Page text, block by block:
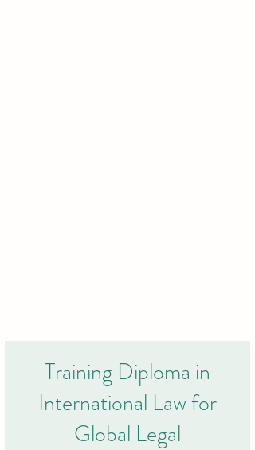
Training Diploma in
International Law for
Global Legal